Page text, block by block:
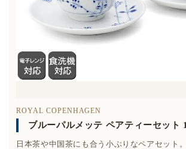
ROYAL COPENHAGEN
ブルーパルメッテ ペアティーセット
日本茶や中国茶にも合う小ぶりなペアセット